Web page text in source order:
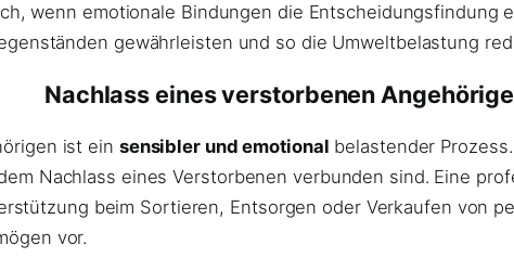
wenn emotionale Bindungen die Entscheidungsfindung
gewährleisten und so die Umweltbelastung
Nachlass eines verstorbenen
ist ein sensibler und emotional belastender
Nachlass eines Verstorbenen verbunden sind. Eine
beim Sortieren, Entsorgen oder Verkaufen von
vor.